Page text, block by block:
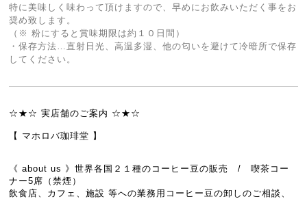
特に美味しく味わって頂けますので、早めにお飲みいただく事をお
奨め致します。
（※ 粉にすると賞味期限は約１０日間）
・保存方法…直射日光、高温多湿、他の匂いを避けて冷暗所で保存
してください。
☆★☆ 実店舗のご案内 ☆★☆
【 マホロバ珈琲堂 】
《 about us 》世界各国２１種のコーヒー豆の販売 / 喫茶コー
ナー5席（禁煙）
飲食店、カフェ、施設 等への業務用コーヒー豆の卸しのご相談、